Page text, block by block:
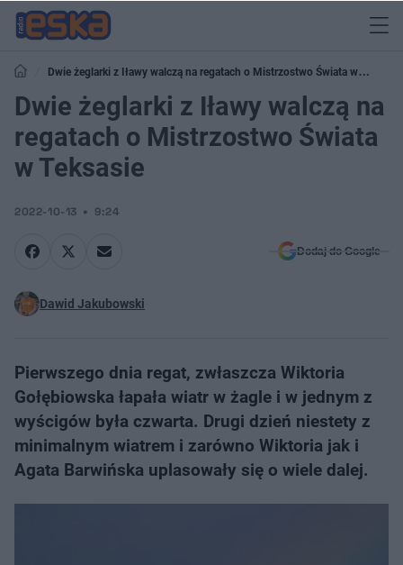
Dwie żeglarki z Iławy walczą na regatach o Mistrzostwo Świata w
Teksasie
Dwie żeglarki z Iławy walczą na
regatach o Mistrzostwo Świata
w Teksasie
2022-10-13 9:24
Dodaj do Google
Dawid Jakubowski
Pierwszego dnia regat, zwłaszcza Wiktoria
Gołębiowska łapała wiatr w żagle i w jednym z
wyścigów była czwarta. Drugi dzień niestety z
minimalnym wiatrem i zarówno Wiktoria jak i
Agata Barwińska uplasowały się o wiele dalej.